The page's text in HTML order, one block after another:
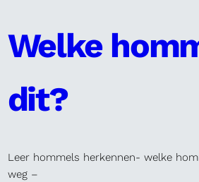
content
Welke
dit?
Leer hommels herkennen- welke
weg –